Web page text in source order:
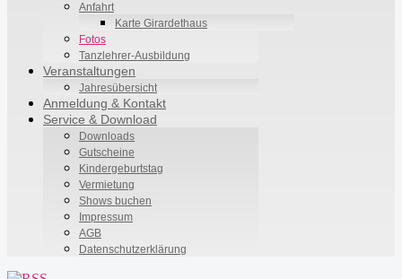
Anfahrt
Karte Girardethaus
Fotos
Tanzlehrer-Ausbildung
Veranstaltungen
Jahresübersicht
Anmeldung & Kontakt
Service & Download
Downloads
Gutscheine
Kindergeburtstag
Vermietung
Shows buchen
Impressum
AGB
Datenschutzerklärung